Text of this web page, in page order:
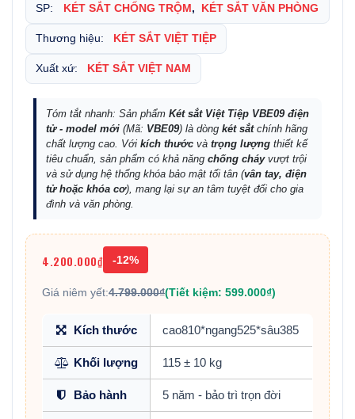
SP:
KÉT SẮT CHỐNG TRỘM , KÉT SẮT VĂN PHÒNG
Thương hiệu: KÉT SẮT VIỆT TIỆP
Xuất xứ: KÉT SẮT VIỆT NAM
Tóm tắt nhanh: Sản phẩm Két sắt Việt Tiệp VBE09 điện
tử - model mới (Mã: VBE09) là dòng két sắtchính hãng
chất lượng cao. Với kích thước và trọng lượng thiết kế
tiêu chuẩn, sản phẩm có khả năng chống cháyvượt trội
và sử dụng hệ thống khóa bảo mật tối tân (vân tay, điện
tử hoặc khóa cơ), mang lại sự an tâm tuyệt đối cho gia
đình và văn phòng.
4.200.000₫ -12%
Giá niêm yết:4.799.000₫(Tiết kiệm: 599.000₫)
Kích thước cao810*ngang525*sâu385
Khối lượng 115 ± 10 kg
Bảo hành 5 năm - bảo trì trọn đời